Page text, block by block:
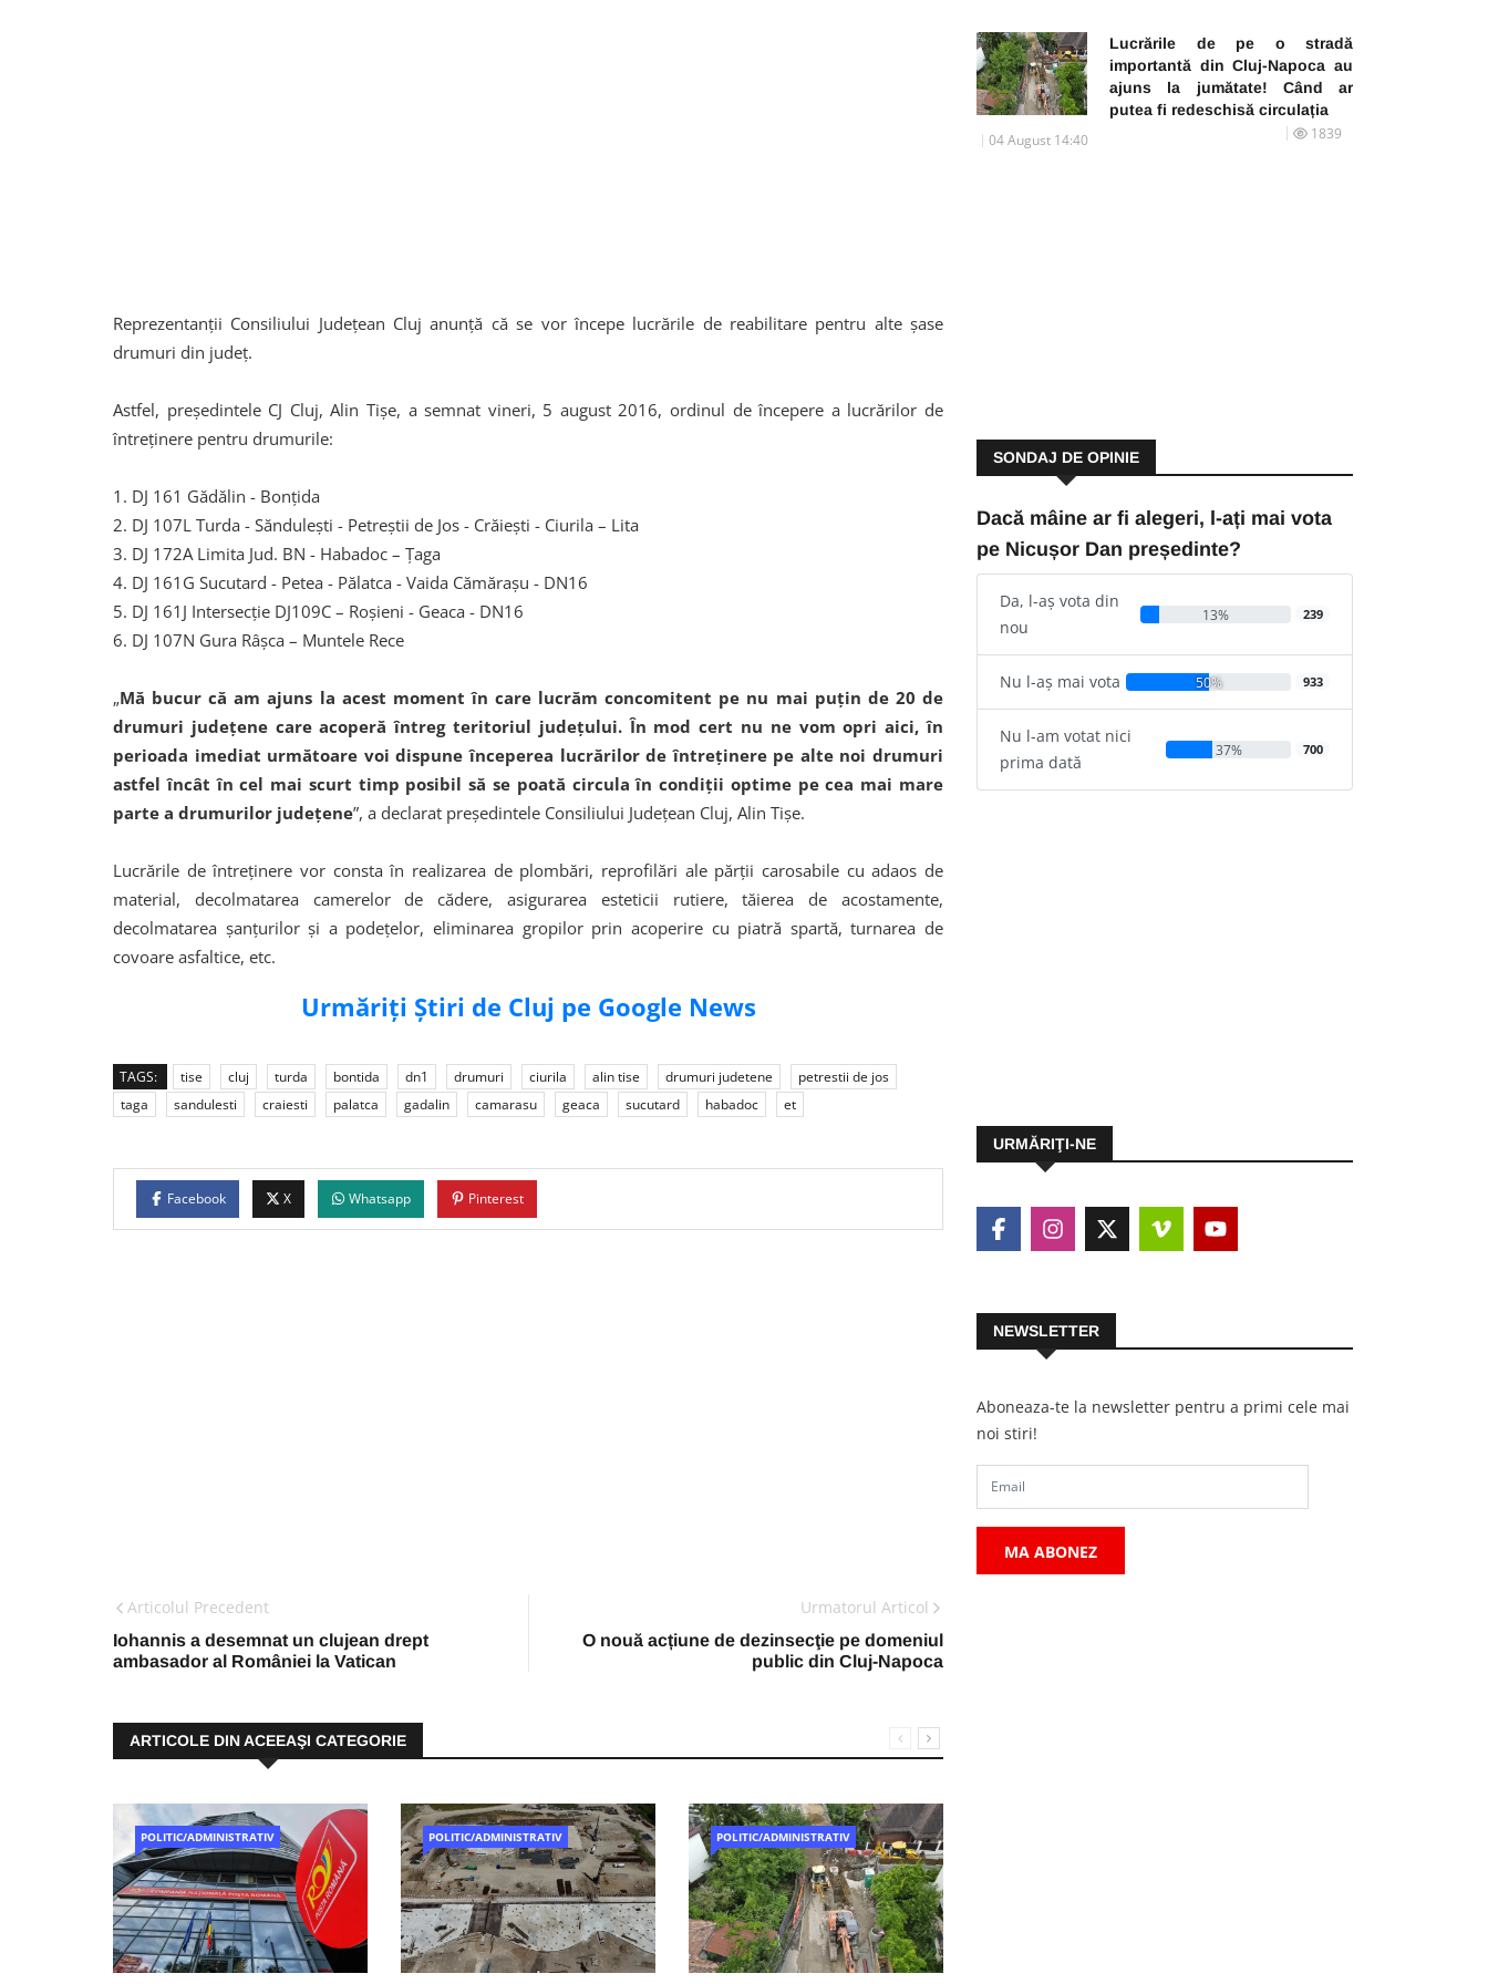
Reprezentanții Consiliului Județean Cluj anunță că se vor începe lucrările de reabilitare pentru alte șase
drumuri din județ.
Astfel, președintele CJ Cluj, Alin Tişe, a semnat vineri, 5 august 2016, ordinul de începere a lucrărilor de
întreţinere pentru drumurile:
1. DJ 161 Gădălin - Bonțida
2. DJ 107L Turda - Săndulești - Petreștii de Jos - Crăiești - Ciurila – Lita
3. DJ 172A Limita Jud. BN - Habadoc – Țaga
4. DJ 161G Sucutard - Petea - Pălatca - Vaida Cămărașu - DN16
5. DJ 161J Intersecție DJ109C – Roșieni - Geaca - DN16
6. DJ 107N Gura Râșca – Muntele Rece
„Mă bucur că am ajuns la acest moment în care lucrăm concomitent pe nu mai puțin de 20 de
drumuri județene care acoperă întreg teritoriul judeţului. În mod cert nu ne vom opri aici, în
perioada imediat următoare voi dispune începerea lucrărilor de întreţinere pe alte noi drumuri
astfel încât în cel mai scurt timp posibil să se poată circula în condiţii optime pe cea mai mare
parte a drumurilor judeţene”, a declarat preşedintele Consiliului Judeţean Cluj, Alin Tișe.
Lucrările de întreţinere vor consta în realizarea de plombări, reprofilări ale părţii carosabile cu adaos de
material, decolmatarea camerelor de cădere, asigurarea esteticii rutiere, tăierea de acostamente,
decolmatarea şanţurilor şi a podeţelor, eliminarea gropilor prin acoperire cu piatră spartă, turnarea de
covoare asfaltice, etc.
Urmăriți Știri de Cluj pe Google News
TAGS: tise cluj turda bontida dn1 drumuri ciurila alin tise drumuri judetene
petrestii de jos
taga
sandulesti craiesti palatca gadalin camarasu geaca sucutard habadoc et
Facebook X Whatsapp Pinterest
Articolul Precedent
Iohannis a desemnat un clujean drept
ambasador al României la Vatican
Urmatorul Articol
O nouă acțiune de dezinsecţie pe domeniul
public din Cluj-Napoca
ARTICOLE DIN ACEEAŞI CATEGORIE
POLITIC/ADMINISTRATIV POLITIC/ADMINISTRATIV POLITIC/ADMINISTRATIV
Lucrările de pe o stradă
importantă din Cluj-Napoca au
ajuns la jumătate! Când ar
putea fi redeschisă circulația
04 August 14:40 1839
SONDAJ DE OPINIE
Dacă mâine ar fi alegeri, l-ați mai vota
pe Nicușor Dan președinte?
Da, l-aș vota din
nou
13% 239
Nu l-aș mai vota 50% 933
Nu l-am votat nici
prima dată
37% 700
URMĂRIŢI-NE
NEWSLETTER
Aboneaza-te la newsletter pentru a primi cele mai
noi stiri!
MA ABONEZ